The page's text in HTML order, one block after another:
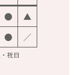
● ▲
● ／
祝日